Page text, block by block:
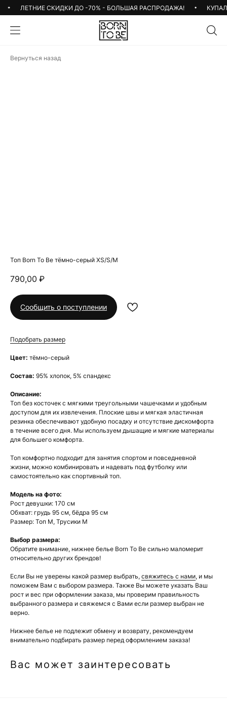
ЛЕТНИЕ СКИДКИ ДО -70% - БОЛЬШАЯ РАСПРОДАЖА!
Вернуться назад
Топ Born To Be тёмно-серый XS/S/M
790,00 ₽
Сообщить о поступлении
Подобрать размер
Цвет: тёмно-серый
Состав: 95% хлопок, 5% спандекс
Описание:
Топ без косточек с мягкими треугольными чашечками и удобным
доступом для их извлечения. Плоские швы и мягкая эластичная
резинка обеспечивают удобную посадку и отсутствие дискомфорта
в течение всего дня. Мы используем дышащие и мягкие материалы
для большего комфорта.
Топ комфортно подходит для занятия спортом и повседневной
жизни, можно комбинировать и надевать под футболку или
самостоятельно как спортивный топ.
Модель на фото:
Рост девушки: 170 см
Обхват: грудь 95 см, бёдра 95 см
Размер: Топ M, Трусики М
Выбор размера:
Обратите внимание, нижнее белье Born To Be сильно маломерит
относительно других брендов!
Если Вы не уверены какой размер выбрать, свяжитесь с нами, и мы
поможем Вам с выбором размера. Также Вы можете указать Ваш
рост и вес при оформлении заказа, мы проверим правильность
выбранного размера и свяжемся с Вами если размер выбран не
верно.
Нижнее белье не подлежит обмену и возврату, рекомендуем
внимательно подбирать размер перед оформлением заказа!
Вас может заинтересовать